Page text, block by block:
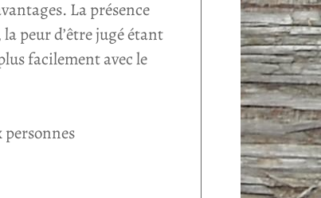
La présence
peur d’être jugé étant
facilement avec le
personnes